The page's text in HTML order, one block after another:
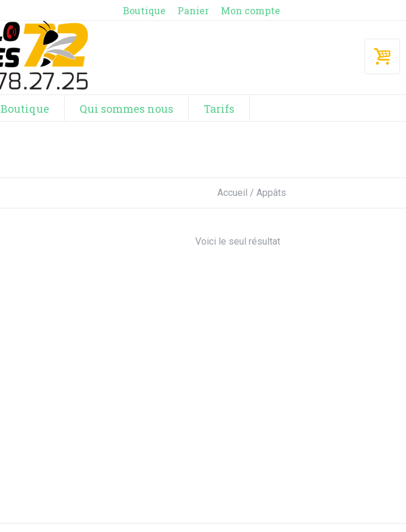
Boutique Panier Mon compte
Boutique Qui sommes nous
Tarifs
Accueil / Appâts
Voici le seul résultat